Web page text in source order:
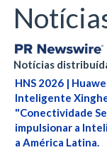
Notícias
HNS 2026 |
Inteligente
"Conectividade
impulsionar a
a América Latina.